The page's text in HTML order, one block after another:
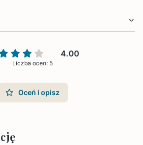
4.00
Liczba ocen: 5
Oceń i opisz